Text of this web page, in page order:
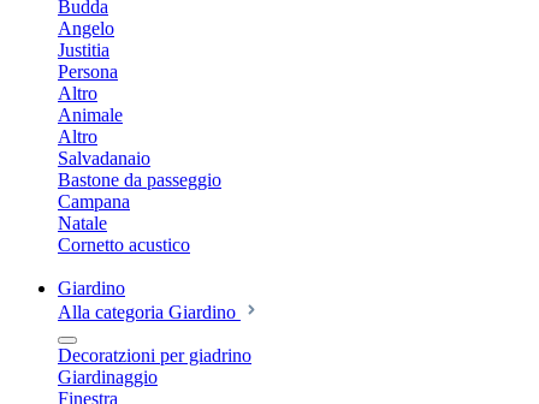
Budda
Angelo
Justitia
Persona
Altro
Animale
Altro
Salvadanaio
Bastone da passeggio
Campana
Natale
Cornetto acustico
Giardino
Alla categoria Giardino
Decoratzioni per giadrino
Giardinaggio
Finestra